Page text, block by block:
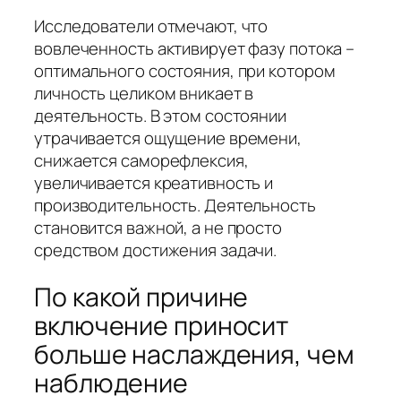
Исследователи отмечают, что
вовлеченность активирует фазу потока –
оптимального состояния, при котором
личность целиком вникает в
деятельность. В этом состоянии
утрачивается ощущение времени,
снижается саморефлексия,
увеличивается креативность и
производительность. Деятельность
становится важной, а не просто
средством достижения задачи.
По какой причине
включение приносит
больше наслаждения, чем
наблюдение